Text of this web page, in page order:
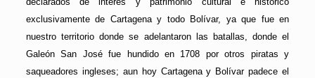
exclusivamente de Cartagena y todo Bolívar, ya que fue en
nuestro territorio donde se adelantaron las batallas, donde el
Galeón San José fue hundido en 1708 por otros piratas y
saqueadores ingleses; aun hoy Cartagena y Bolívar padece el